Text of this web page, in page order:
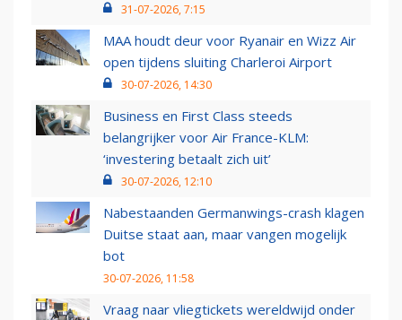
31-07-2026, 7:15
MAA houdt deur voor Ryanair en Wizz Air
open tijdens sluiting Charleroi Airport
30-07-2026, 14:30
Business en First Class steeds
belangrijker voor Air France-KLM:
‘investering betaalt zich uit’
30-07-2026, 12:10
Nabestaanden Germanwings-crash klagen
Duitse staat aan, maar vangen mogelijk
bot
30-07-2026, 11:58
Vraag naar vliegtickets wereldwijd onder